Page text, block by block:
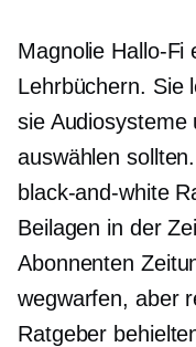
Magnolie Hallo-Fi
Lehrbüchern. Sie
sie
auswählen
black-and-white
Beilagen in der
Abonnenten
wegwarfen, aber
Ratgeber